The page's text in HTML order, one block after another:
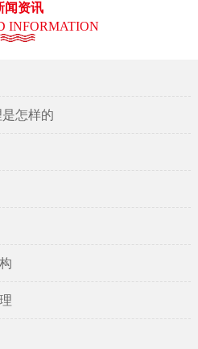
闻资讯
INFORMATION
怎样的